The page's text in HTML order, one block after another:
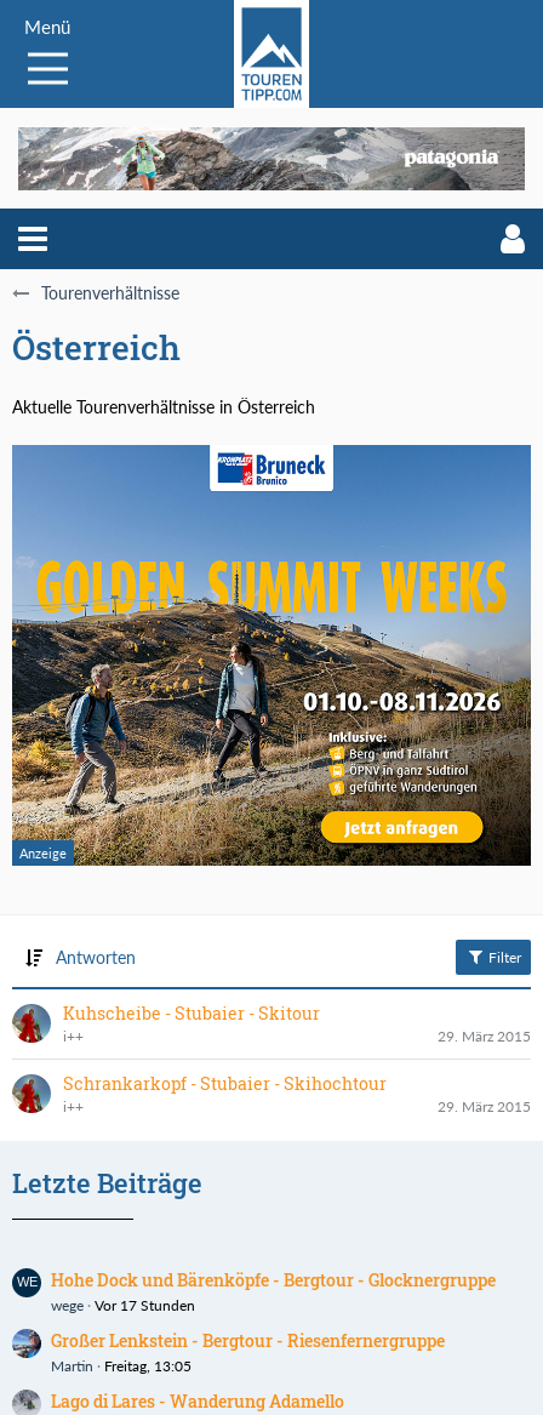
Menü
Tourenverhältnisse
Österreich
Aktuelle Tourenverhältnisse in Österreich
Antworten Filter
Kuhscheibe - Stubaier - Skitour
i++ 29. März 2015
Schrankarkopf - Stubaier - Skihochtour
i++ 29. März 2015
Letzte Beiträge
Hohe Dock und Bärenköpfe - Bergtour - Glocknergruppe
wege Vor 17 Stunden
Großer Lenkstein - Bergtour - Riesenfernergruppe
Martin Freitag, 13:05
Lago di Lares - Wanderung Adamello